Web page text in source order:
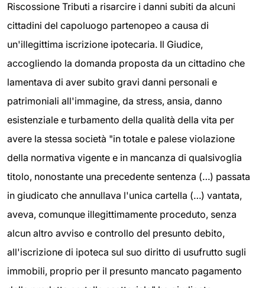
Riscossione Tributi a risarcire i danni subiti da alcuni
cittadini del capoluogo partenopeo a causa di
un'illegittima iscrizione ipotecaria. Il Giudice,
accogliendo la domanda proposta da un cittadino che
lamentava di aver subito gravi danni personali e
patrimoniali all'immagine, da stress, ansia, danno
esistenziale e turbamento della qualità della vita per
avere la stessa società "in totale e palese violazione
della normativa vigente e in mancanza di qualsivoglia
titolo, nonostante una precedente sentenza (…) passata
in giudicato che annullava l'unica cartella (…) vantata,
aveva, comunque illegittimamente proceduto, senza
alcun altro avviso e controllo del presunto debito,
all'iscrizione di ipoteca sul suo diritto di usufrutto sugli
immobili, proprio per il presunto mancato pagamento